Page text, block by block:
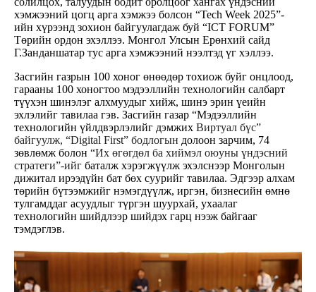
хэмжээний цогц арга хэмжээ болсон “Tech Week 2025”-
ийн хүрээнд зохион байгуулагдаж буй “ICT FORUM”
Төрийн ордон эхэллээ. Монгол Улсын Ерөнхий сайд
Г.Занданшатар тус арга хэмжээний нээлтэд үг хэллээ.
Засгийн газрын 100 хоног өнөөдөр тохиож буйг онцлоод,
гарааны 100 хоногтоо мэдээллийн технологийн салбарт
түүхэн шинэлэг алхмуудыг хийж, шинэ эрин үеийн
эхлэлийг тавилаа гэв. Засгийн газар “Мэдээллийн
технологийн үйлдвэрлэлийг дэмжих Виртуал бүс”
байгуулж, “Digital First” бодлогын долоон зарчим, 74
зөвлөмж болон “Их өгөгдөл ба хиймэл оюуны үндэсний
стратеги”-ийг баталж хэрэгжүүлж эхэлснээр Монголын
дижитал ирээдүйн бат бөх суурийг тавилаа. Эдгээр алхам
төрийн бүтээмжийг нэмэгдүүлж, иргэн, бизнесийн өмнө
тулгамддаг асуудлыг түргэн шуурхай, ухаалаг
технологийн шийдлээр шийдэх гарц нээж байгааг
тэмдэглэв.